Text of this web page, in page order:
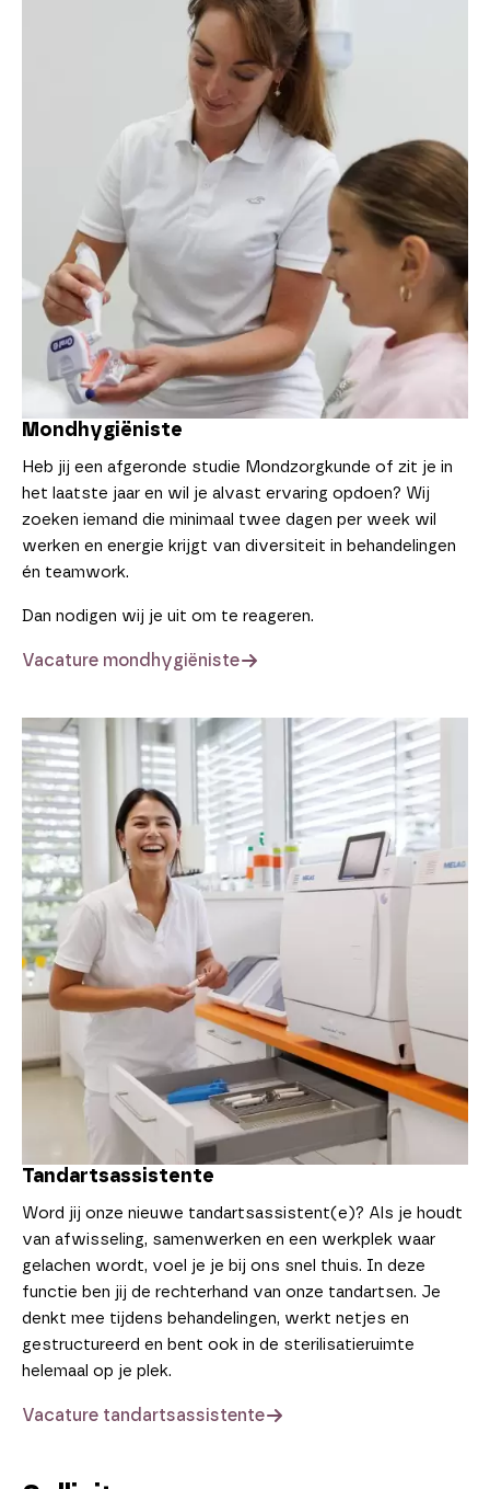
Mondhygiëniste
Heb jij een afgeronde studie Mondzorgkunde of zit je in
het laatste jaar en wil je alvast ervaring opdoen? Wij
zoeken iemand die minimaal twee dagen per week wil
werken en energie krijgt van diversiteit in behandelingen
én teamwork.
Dan nodigen wij je uit om te reageren.
Vacature mondhygiëniste
Tandartsassistente
Word jij onze nieuwe tandartsassistent(e)? Als je houdt
van afwisseling, samenwerken en een werkplek waar
gelachen wordt, voel je je bij ons snel thuis. In deze
functie ben jij de rechterhand van onze tandartsen. Je
denkt mee tijdens behandelingen, werkt netjes en
gestructureerd en bent ook in de sterilisatieruimte
helemaal op je plek.
Vacature tandartsassistente